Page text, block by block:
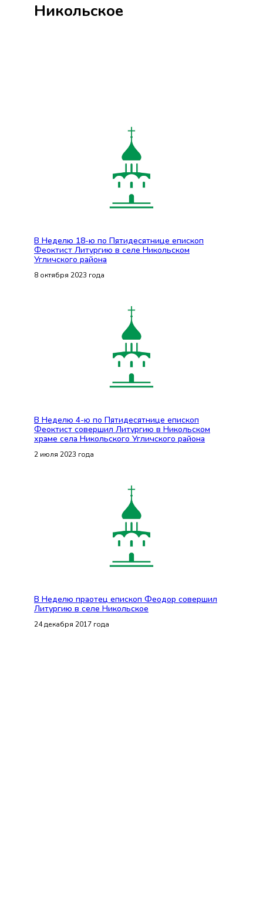
Никольское
В Неделю 18-ю по Пятидесятнице епископ
Феоктист Литургию в селе Никольском
Угличского района
8 октября 2023 года
В Неделю 4-ю по Пятидесятнице епископ
Феоктист совершил Литургию в Никольском
храме села Никольского Угличского района
2 июля 2023 года
В Неделю праотец епископ Феодор совершил
Литургию в селе Никольское
24 декабря 2017 года